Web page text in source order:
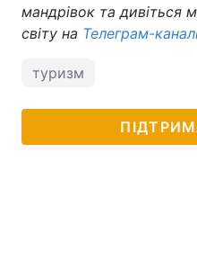
мандрівок та дивіться
світу на Телеграм-
туризм